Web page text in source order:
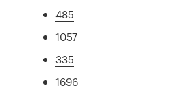
485
1057
335
1696